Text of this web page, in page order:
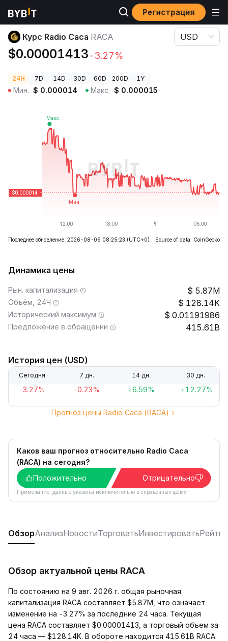
Регистрация
Цены криптовалют Курс Radio Caca RACA
Курс Radio Caca RACA
$0.00001413-3.27%
USD
24H 7D 14D 30D 60D 200D 1Y
Мин. $ 0.000014 Макс. $ 0.000015
Последнее обновление: 2026-08-09 08:25:23 (UTC+0) Source of data: CoinGecko
Динамика цены
Рын. капитализация 5.87M
Объём, 24Ч 128.14K
Исторический максимум 0.01191986
Предложение в обращении 415.61B
История цен (USD)
Сегодня 7 дн. 14 дн. 30 дн.
-3.27% -0.23% +6.59% +12.27%
Прогноз цены Radio Caca (RACA)
Каков ваш прогноз относительно Radio Caca
(RACA) на сегодня?
Положительно
Отрицательно
Примечание: данные указаны исключительно в справочных целях.
ОбзорАнализНовостиТорговатьИнвестировать
Обзор актуальной цены RACA
По состоянию на 9 авг. 2026 г. общая рыночная
капитализация RACA составляет $5.87M, что означает
изменение на -3.27% за последние 24 часа. Текущая
цена RACA составляет $0.00001413, а торговый объем за
24 часа — $128.14K. В обороте находится 415.61B RACA